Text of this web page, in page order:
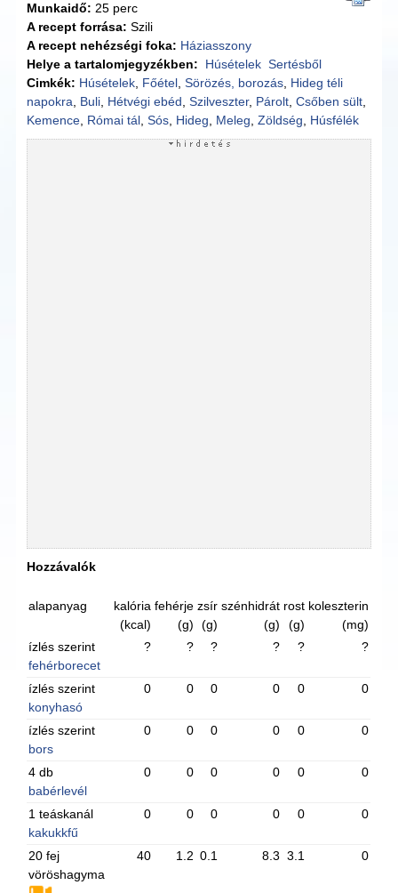
Munkaidő: 25 perc
A recept forrása: Szili
A recept nehézségi foka: Háziasszony
Helye a tartalomjegyzékben:
Húsételek Sertésből
Cimkék: Húsételek Főétel ,Sörözés, borozás Hideg téli
napokra
Buli Hétvégi ebéd ,Szilveszter, Párolt ,Csőben sült
Kemence Római tál ,Sós Hideg Meleg ,Zöldség Húsfélék
Hozzávalók
alapanyag
kalória
(kcal)
fehérje
(g)
zsír
(g)
szénhidrát
(g)
rost
(g)
koleszterin
(mg)
ízlés szerint
fehérborecet
? ? ? ? ? ?
ízlés szerint
konyhasó
0 0 0 0 0 0
ízlés szerint
bors
0 0 0 0 0 0
4 db
babérlevél
0 0 0 0 0 0
1 teáskanál
kakukkfű
0 0 0 0 0 0
20 fej
vöröshagyma
40 1.2 0.1 8.3 3.1 0